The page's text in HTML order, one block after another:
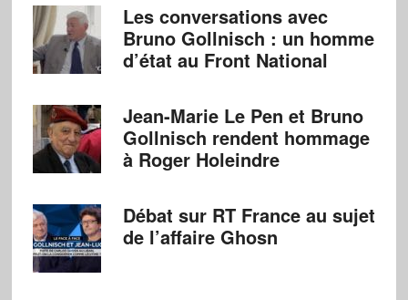
Les conversations avec
Bruno Gollnisch : un homme
d’état au Front National
Jean-Marie Le Pen et Bruno
Gollnisch rendent hommage
à Roger Holeindre
Débat sur RT France au sujet
de l’affaire Ghosn